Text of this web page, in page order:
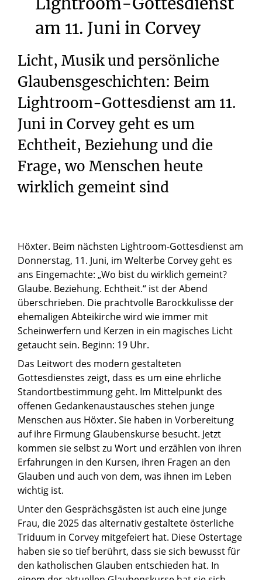
am 11. Juni in Corvey
Licht, Musik und persönliche
Glaubensgeschichten: Beim
Lightroom-Gottesdienst am 11.
Juni in Corvey geht es um
Echtheit, Beziehung und die
Frage, wo Menschen heute
wirklich gemeint sind
Höxter. Beim nächsten Lightroom-Gottesdienst am
Donnerstag, 11. Juni, im Welterbe Corvey geht es
ans Eingemachte: „Wo bist du wirklich gemeint?
Glaube. Beziehung. Echtheit.“ ist der Abend
überschrieben. Die prachtvolle Barockkulisse der
ehemaligen Abteikirche wird wie immer mit
Scheinwerfern und Kerzen in ein magisches Licht
getaucht sein. Beginn: 19 Uhr.
Das Leitwort des modern gestalteten
Gottesdienstes zeigt, dass es um eine ehrliche
Standortbestimmung geht. Im Mittelpunkt des
offenen Gedankenaustausches stehen junge
Menschen aus Höxter. Sie haben in Vorbereitung
auf ihre Firmung Glaubenskurse besucht. Jetzt
kommen sie selbst zu Wort und erzählen von ihren
Erfahrungen in den Kursen, ihren Fragen an den
Glauben und auch von dem, was ihnen im Leben
wichtig ist.
Unter den Gesprächsgästen ist auch eine junge
Frau, die 2025 das alternativ gestaltete österliche
Triduum in Corvey mitgefeiert hat. Diese Ostertage
haben sie so tief berührt, dass sie sich bewusst für
den katholischen Glauben entschieden hat. In